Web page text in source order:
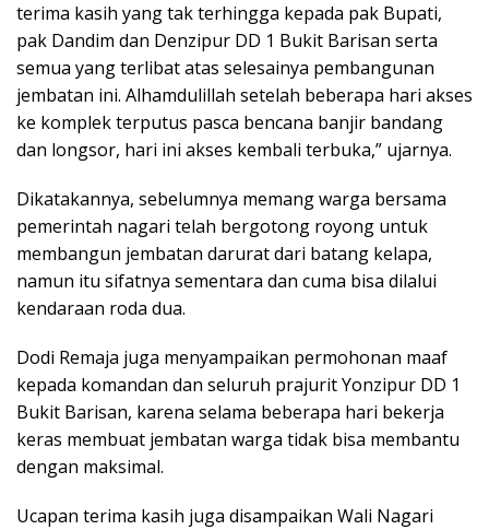
terima kasih yang tak terhingga kepada pak Bupati,
pak Dandim dan Denzipur DD 1 Bukit Barisan serta
semua yang terlibat atas selesainya pembangunan
jembatan ini. Alhamdulillah setelah beberapa hari akses
ke komplek terputus pasca bencana banjir bandang
dan longsor, hari ini akses kembali terbuka,” ujarnya.
Dikatakannya, sebelumnya memang warga bersama
pemerintah nagari telah bergotong royong untuk
membangun jembatan darurat dari batang kelapa,
namun itu sifatnya sementara dan cuma bisa dilalui
kendaraan roda dua.
Dodi Remaja juga menyampaikan permohonan maaf
kepada komandan dan seluruh prajurit Yonzipur DD 1
Bukit Barisan, karena selama beberapa hari bekerja
keras membuat jembatan warga tidak bisa membantu
dengan maksimal.
Ucapan terima kasih juga disampaikan Wali Nagari